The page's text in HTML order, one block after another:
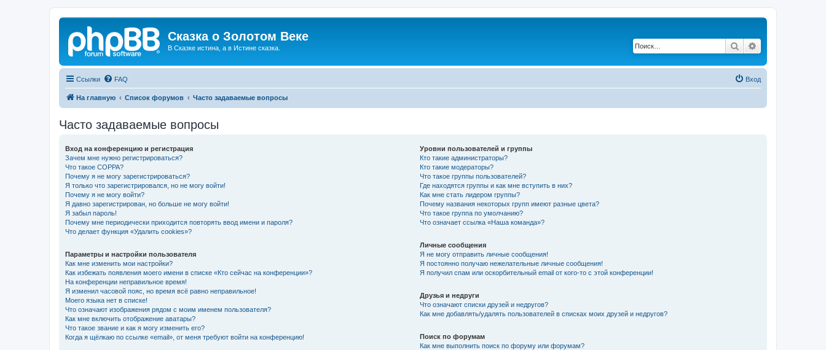
Сказка о Золотом Веке
В Сказке истина, а в Истине сказка. Поиск
Ссылки FAQ Вход
На главную Список форумов Часто задаваемые вопросы
Часто задаваемые вопросы
Вход на конференцию и регистрация
Зачем мне нужно регистрироваться?
Что такое COPPA?
Почему я не могу зарегистрироваться?
Я только что зарегистрировался, но не могу войти!
Почему я не могу войти?
Я давно зарегистрирован, но больше не могу войти!
Я забыл пароль!
Почему мне периодически приходится повторять ввод имени и пароля?
Что делает функция «Удалить cookies»?
Параметры и настройки пользователя
Как мне изменить мои настройки?
Как избежать появления моего имени в списке «Кто сейчас на конференции»?
На конференции неправильное время!
Я изменил часовой пояс, но время всё равно неправильное!
Моего языка нет в списке!
Что означают изображения рядом с моим именем пользователя?
Как мне включить отображение аватары?
Что такое звание и как я могу изменить его?
Когда я щёлкаю по ссылке «email», от меня требуют войти на конференцию!
Уровни пользователей и группы
Кто такие администраторы?
Кто такие модераторы?
Что такое группы пользователей?
Где находятся группы и как мне вступить в них?
Как мне стать лидером группы?
Почему названия некоторых групп имеют разные цвета?
Что такое группа по умолчанию?
Что означает ссылка «Наша команда»?
Личные сообщения
Я не могу отправить личные сообщения!
Я постоянно получаю нежелательные личные сообщения!
Я получил спам или оскорбительный email от кого-то с этой конференции!
Друзья и недруги
Что означают списки друзей и недругов?
Как мне добавлять/удалять пользователей в списках моих друзей и недругов?
Поиск по форумам
Как мне выполнить поиск по форуму или форумам?